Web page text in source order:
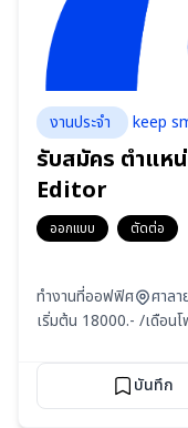
งานประจำ keep
รับสมัคร ตำแ
Editor
ออกแบบ ตัดต่อ
ทำงานที่ออฟฟิศ
ศาล
เริ่มต้น 18000.- /เดือน
บันทึก